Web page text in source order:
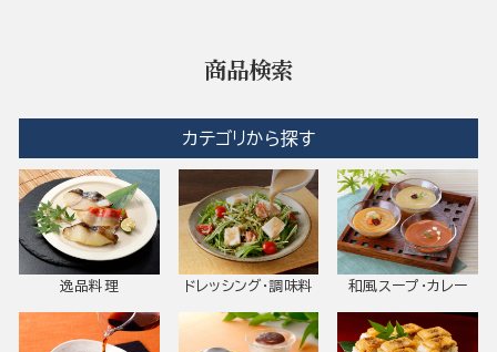
商品検索
カテゴリから探す
逸品料理 ドレッシング・調味料 和風スープ・カレー